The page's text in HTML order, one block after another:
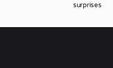
surprises